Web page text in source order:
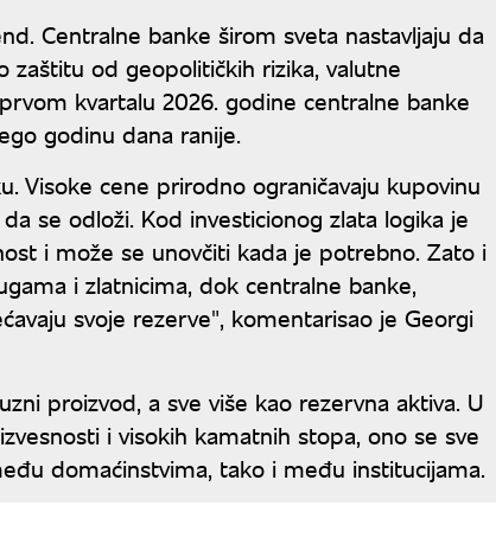
Centralne banke širom sveta nastavljaju da
zaštitu od geopolitičkih rizika, valutne
kvartalu 2026. godine centralne banke
godinu dana ranije.
Visoke cene prirodno ograničavaju kupovinu
se odloži. Kod investicionog zlata logika je
i može se unovčiti kada je potrebno. Zato i
i zlatnicima, dok centralne banke,
svoje rezerve", komentarisao je Georgi
proizvod, a sve više kao rezervna aktiva. U
i visokih kamatnih stopa, ono se sve
domaćinstvima, tako i među institucijama.